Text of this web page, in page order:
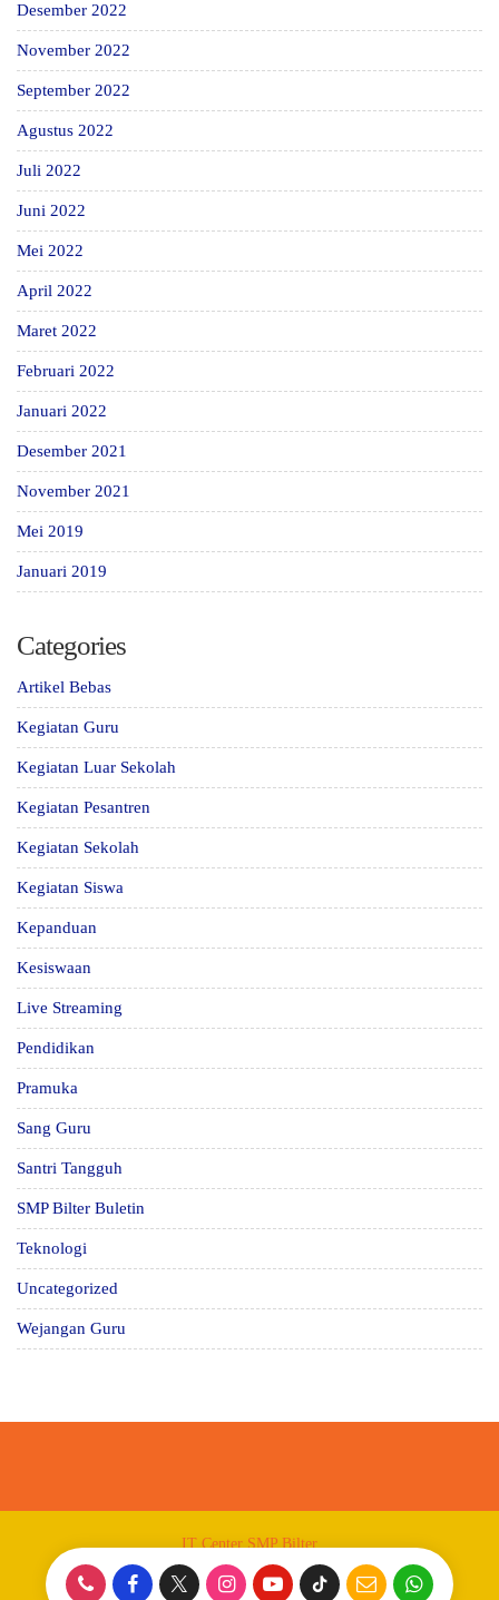
Desember 2022
November 2022
September 2022
Agustus 2022
Juli 2022
Juni 2022
Mei 2022
April 2022
Maret 2022
Februari 2022
Januari 2022
Desember 2021
November 2021
Mei 2019
Januari 2019
Categories
Artikel Bebas
Kegiatan Guru
Kegiatan Luar Sekolah
Kegiatan Pesantren
Kegiatan Sekolah
Kegiatan Siswa
Kepanduan
Kesiswaan
Live Streaming
Pendidikan
Pramuka
Sang Guru
Santri Tangguh
SMP Bilter Buletin
Teknologi
Uncategorized
Wejangan Guru
IT Center SMP Bilter